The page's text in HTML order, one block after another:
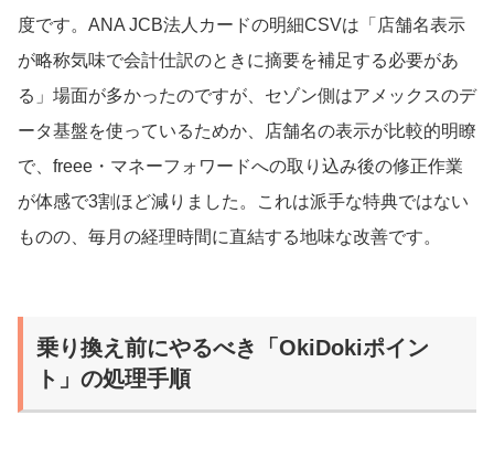
度です。ANA JCB法人カードの明細CSVは「店舗名表示
が略称気味で会計仕訳のときに摘要を補足する必要があ
る」場面が多かったのですが、セゾン側はアメックスのデ
ータ基盤を使っているためか、店舗名の表示が比較的明瞭
で、freee・マネーフォワードへの取り込み後の修正作業
が体感で3割ほど減りました。これは派手な特典ではない
ものの、毎月の経理時間に直結する地味な改善です。
乗り換え前にやるべき「OkiDokiポイン
ト」の処理手順